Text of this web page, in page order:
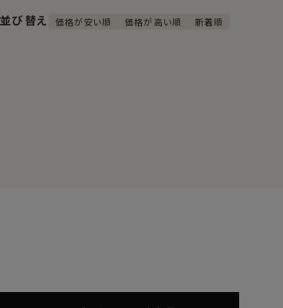
並び替え 価格が安い順 価格が高い順 新着順